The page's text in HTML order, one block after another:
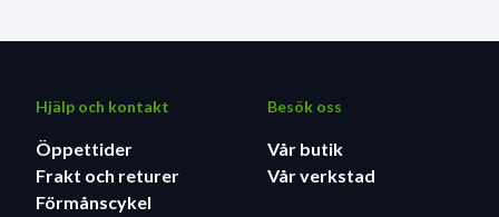
Hjälp och kontakt
Öppettider
Frakt och returer
Förmånscykel
Besök oss
Vår butik
Vår verkstad